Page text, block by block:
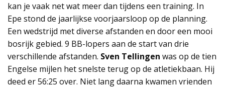
kan je vaak net wat meer dan tijdens een training. In
Epe stond de jaarlijkse voorjaarsloop op de planning.
Een wedstrijd met diverse afstanden en door een mooi
bosrijk gebied. 9 BB-lopers aan de start van drie
verschillende afstanden. Sven Tellingen was op de tien
Engelse mijlen het snelste terug op de atletiekbaan. Hij
deed er 56:25 over. Niet lang daarna kwamen vrienden